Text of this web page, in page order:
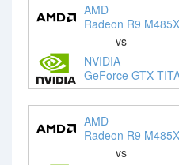
AMD
Radeon R9 M485X
vs
NVIDIA
GeForce GTX
AMD
Radeon R9 M485X
vs